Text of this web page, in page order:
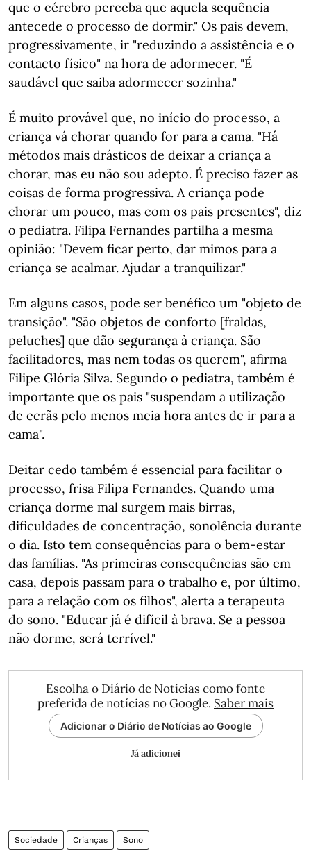
que o cérebro perceba que aquela sequência
antecede o processo de dormir." Os pais devem,
progressivamente, ir "reduzindo a assistência e o
contacto físico" na hora de adormecer. "É
saudável que saiba adormecer sozinha."
É muito provável que, no início do processo, a
criança vá chorar quando for para a cama. "Há
métodos mais drásticos de deixar a criança a
chorar, mas eu não sou adepto. É preciso fazer as
coisas de forma progressiva. A criança pode
chorar um pouco, mas com os pais presentes", diz
o pediatra. Filipa Fernandes partilha a mesma
opinião: "Devem ficar perto, dar mimos para a
criança se acalmar. Ajudar a tranquilizar."
Em alguns casos, pode ser benéfico um "objeto de
transição". "São objetos de conforto [fraldas,
peluches] que dão segurança à criança. São
facilitadores, mas nem todas os querem", afirma
Filipe Glória Silva. Segundo o pediatra, também é
importante que os pais "suspendam a utilização
de ecrãs pelo menos meia hora antes de ir para a
cama".
Deitar cedo também é essencial para facilitar o
processo, frisa Filipa Fernandes. Quando uma
criança dorme mal surgem mais birras,
dificuldades de concentração, sonolência durante
o dia. Isto tem consequências para o bem-estar
das famílias. "As primeiras consequências são em
casa, depois passam para o trabalho e, por último,
para a relação com os filhos", alerta a terapeuta
do sono. "Educar já é difícil à brava. Se a pessoa
não dorme, será terrível."
Escolha o Diário de Notícias como fonte
preferida de notícias no Google. Saber mais
Adicionar o Diário de Notícias ao Google
Já adicionei
Sociedade Crianças Sono